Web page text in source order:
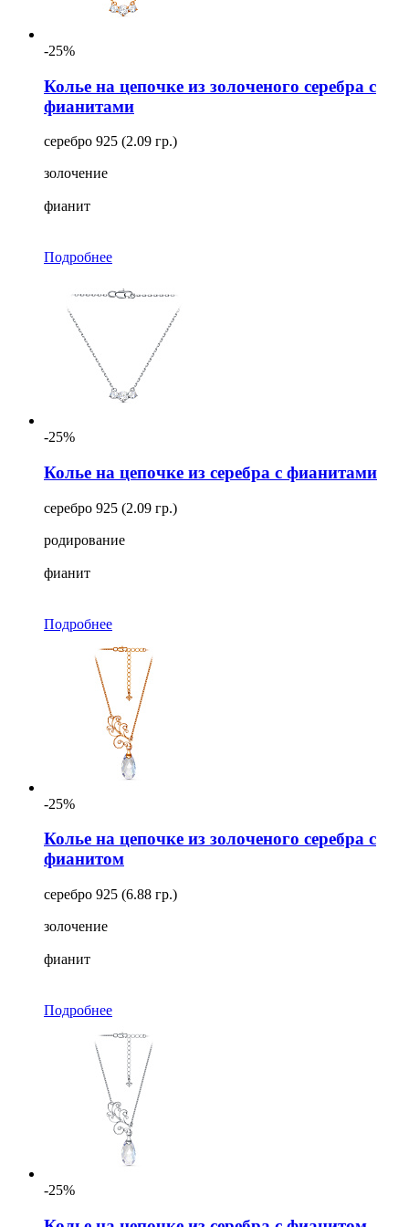
Ещё
Тип замка
Тип плетения
Длина
-25%
Колье на цепочке из золоченого серебра с
фианитами
серебро 925 (2.09 гр.)
золочение
фианит
Подробнее
-25%
Колье на цепочке из серебра с фианитами
серебро 925 (2.09 гр.)
родирование
фианит
Подробнее
-25%
Колье на цепочке из золоченого серебра с
фианитом
серебро 925 (6.88 гр.)
золочение
фианит
Подробнее
-25%